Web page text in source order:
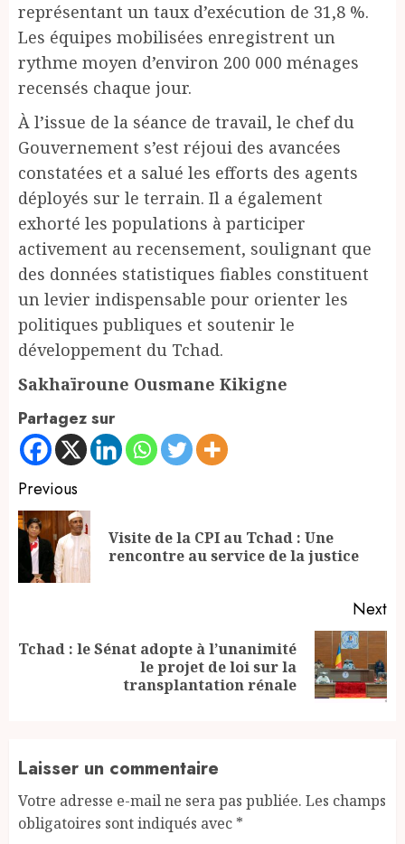
représentant un taux d’exécution de 31,8 %.
Les équipes mobilisées enregistrent un
rythme moyen d’environ 200 000 ménages
recensés chaque jour.
À l’issue de la séance de travail, le chef du
Gouvernement s’est réjoui des avancées
constatées et a salué les efforts des agents
déployés sur le terrain. Il a également
exhorté les populations à participer
activement au recensement, soulignant que
des données statistiques fiables constituent
un levier indispensable pour orienter les
politiques publiques et soutenir le
développement du Tchad.
Sakhaïroune Ousmane Kikigne
Partagez sur
Continue
Reading
Previous
Visite de la CPI au Tchad : Une
rencontre au service de la justice
Next
Next
Tchad : le Sénat adopte à l’unanimité
le projet de loi sur la
transplantation rénale
Laisser un commentaire
Votre adresse e-mail ne sera pas publiée. Les champs
obligatoires sont indiqués avec *